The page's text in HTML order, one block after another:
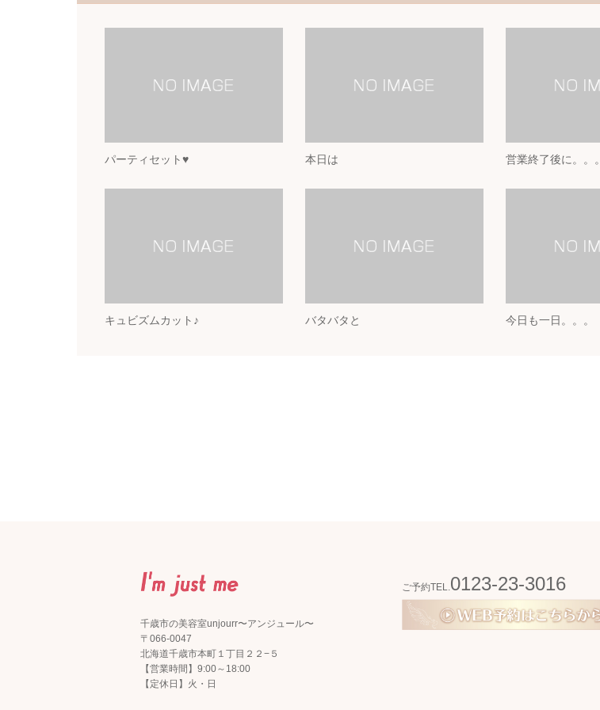
パーティセット♥ 本日は 営業終了後に。。。
キュビズムカット♪ バタバタと 今日も一日。。。
千歳市の美容室unjourr〜アンジュール〜
〒066-0047
北海道千歳市本町１丁目２２−５
【営業時間】9:00～18:00
【定休日】火・日
ご予約TEL. 0123-23-3016